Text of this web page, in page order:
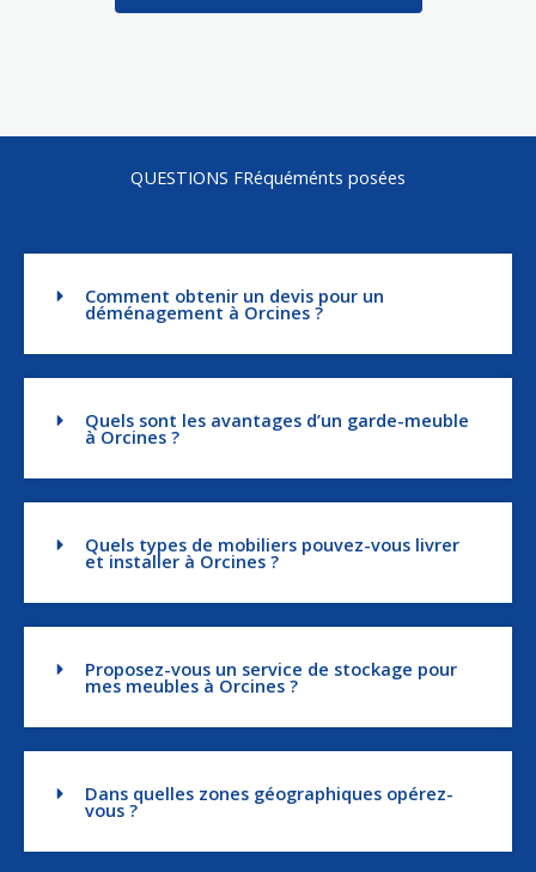
QUESTIONS FRéquéménts posées
Comment obtenir un devis pour un
déménagement à Orcines ?
Quels sont les avantages d’un garde-meuble
à Orcines ?
Quels types de mobiliers pouvez-vous livrer
et installer à Orcines ?
Proposez-vous un service de stockage pour
mes meubles à Orcines ?
Dans quelles zones géographiques opérez-
vous ?